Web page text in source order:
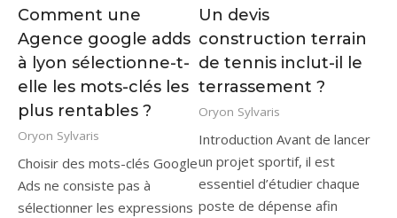
Comment une
Agence google adds
à lyon sélectionne-t-
elle les mots-clés les
plus rentables ?
Oryon Sylvaris
Choisir des mots-clés Google
Ads ne consiste pas à
sélectionner les expressions
Un devis
construction terrain
de tennis inclut-il le
terrassement ?
Oryon Sylvaris
Introduction Avant de lancer
un projet sportif, il est
essentiel d’étudier chaque
poste de dépense afin